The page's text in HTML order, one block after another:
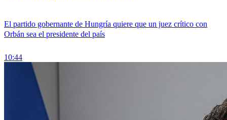
El partido gobernante de Hungría quiere que un juez crítico con
Orbán sea el presidente del país
10:44